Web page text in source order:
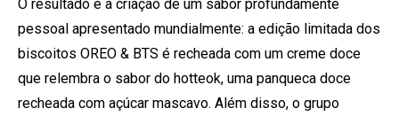
O resultado é a criação de um sabor profundamente
pessoal apresentado mundialmente: a edição limitada dos
biscoitos OREO & BTS é recheada com um creme doce
que relembra o sabor do hotteok, uma panqueca doce
recheada com açúcar mascavo. Além disso, o grupo